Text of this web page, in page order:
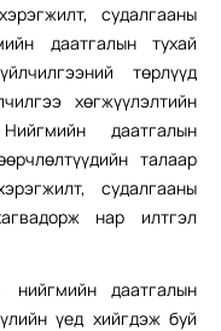
судалгааны
даатгалын тухай
төрлүүд
хөгжүүлэлтийн
даатгалын
талаар
судалгааны
нар илтгэл
нийгмийн даатгалын
үед хийгдэж буй